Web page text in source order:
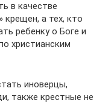
в качестве
крещен, а тех, кто
ребенку о Боге и
христианским
иноверцы,
также крестные не